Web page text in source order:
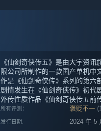
《仙剑奇侠传五》是由大宇资
限公司所制作的一款国产单机中
作是《仙剑奇侠传》系列的第六
剧情发生在《仙剑奇侠传》初代
外传性质作品《仙剑奇侠传五前
所有评测： 褒贬不一
发行日期: 2024 年 5